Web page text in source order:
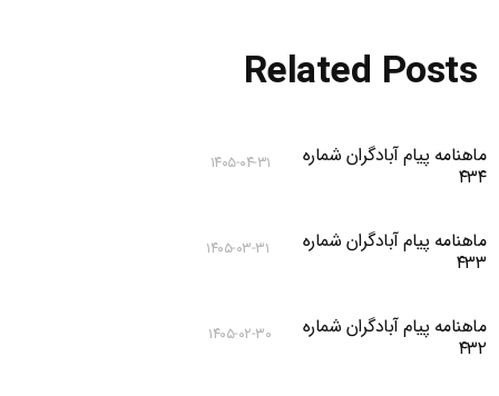
Related Posts
ماهنامه پیام آبادگران شماره
۴۳۴
۱۴۰۵-۰۴-۳۱
ماهنامه پیام آبادگران شماره
۴۳۳
۱۴۰۵-۰۳-۳۱
ماهنامه پیام آبادگران شماره
۴۳۲
۱۴۰۵-۰۲-۳۰